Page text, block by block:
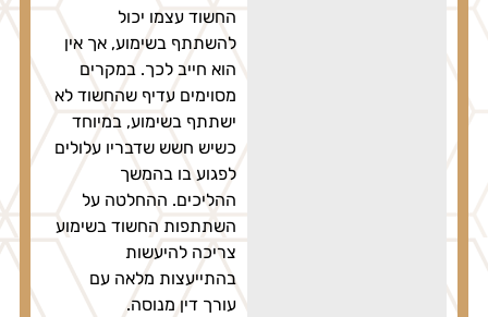
החשוד עצמו יכול
להשתתף בשימוע, אך אין
הוא חייב לכך. במקרים
מסוימים עדיף שהחשוד לא
ישתתף בשימוע, במיוחד
כשיש חשש שדבריו עלולים
לפגוע בו בהמשך
ההליכים. ההחלטה על
השתתפות החשוד בשימוע
צריכה להיעשות
בהתייעצות מלאה עם
עורך דין מנוסה.